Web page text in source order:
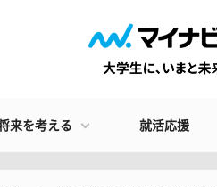
来を考える 就活応援